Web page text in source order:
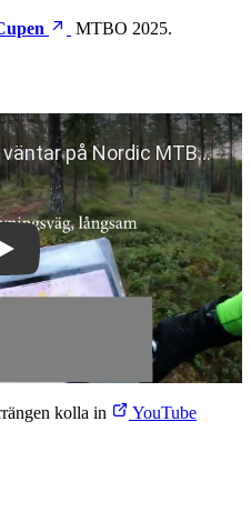
MTBO 2025.
kolla in
YouTube